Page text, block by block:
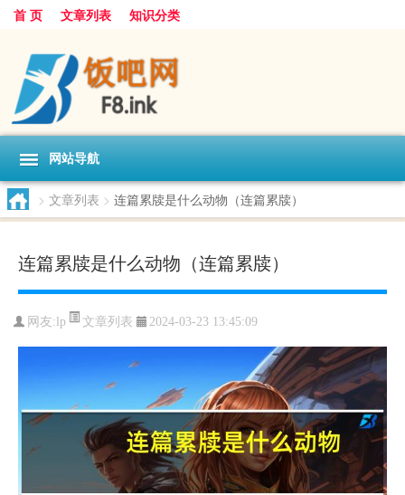
首 页 文章列表 知识分类
网站导航
> 文章列表 > 连篇累牍是什么动物（连篇累牍）
连篇累牍是什么动物（连篇累牍）
网友:lp 文章列表 2024-03-23 13:45:09